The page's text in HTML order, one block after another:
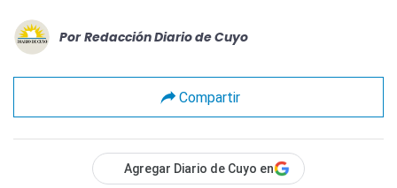
Por Redacción Diario de Cuyo
Compartir
Agregar Diario de Cuyo en